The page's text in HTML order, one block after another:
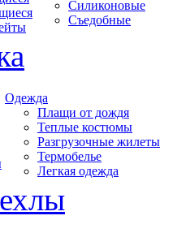
Силиконовые
Съедобные
Одежда
Плащи от дождя
Теплые костюмы
Разгрузочные жилеты
Термобелье
Легкая одежда